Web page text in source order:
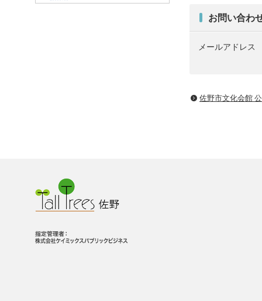
お問い合わ
メールアドレ
佐野市文化会館